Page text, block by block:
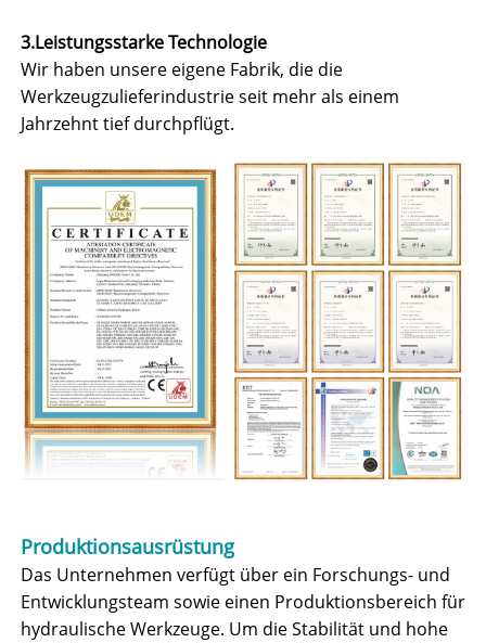
3.Leistungsstarke Technologie
Wir haben unsere eigene Fabrik, die die
Werkzeugzulieferindustrie seit mehr als einem
Jahrzehnt tief durchpflügt.
Produktionsausrüstung
Das Unternehmen verfügt über ein Forschungs- und
Entwicklungsteam sowie einen Produktionsbereich für
hydraulische Werkzeuge. Um die Stabilität und hohe